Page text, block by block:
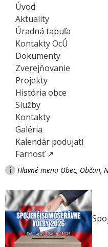
Úvod
Aktuality
Úradná tabuľa
Kontakty OcÚ
Dokumenty
Zverejňovanie
Projekty
História obce
Služby
Kontakty
Galéria
Kalendár podujatí
Farnosť ↗
i Hlavné menu Obec, Občan,